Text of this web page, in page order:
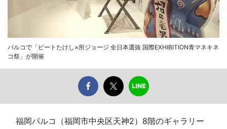
パルコで「ビートたけし×所ジョージ 全日本選抜 国際EXHIBITION青マネキネ
コ祭」が開催
福岡パルコ（福岡市中央区天神2）8階のギャラリー